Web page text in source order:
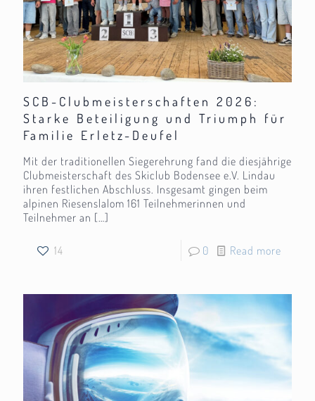
SCB-Clubmeisterschaften 2026:
Starke Beteiligung und Triumph für
Familie Erletz-Deufel
Mit der traditionellen Siegerehrung fand die diesjährige
Clubmeisterschaft des Skiclub Bodensee e.V. Lindau
ihren festlichen Abschluss. Insgesamt gingen beim
alpinen Riesenslalom 161 Teilnehmerinnen und
Teilnehmer an […]
14 0 Read more